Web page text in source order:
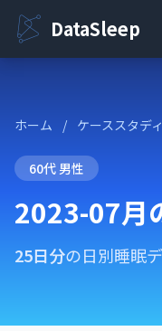
DataSleep
ホーム / ケーススタディ
60代 男性
2023-07月
25日分の日別睡眠